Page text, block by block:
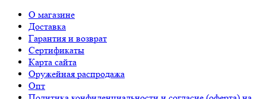
О магазине
Доставка
Гарантия и возврат
Сертификаты
Карта сайта
Оружейная распродажа
Опт